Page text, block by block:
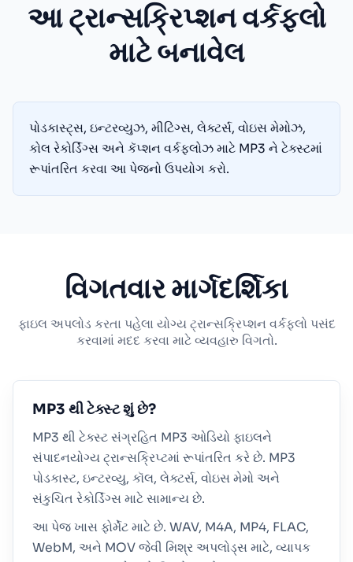
આ ટ્રાન્સક્રિપ્શન વર્કફ્લો
માટે બનાવેલ
પોડકાસ્ટ્સ, ઇન્ટરવ્યુઝ, મીટિંગ્સ, લેક્ટર્સ, વોઇસ મેમોઝ,
કોલ રેકોર્ડિંગ્સ અને કૅપ્શન વર્કફ્લોઝ માટે MP3 ને ટેક્સ્ટમાં
રૂપાંતરિત કરવા આ પેજનો ઉપયોગ કરો.
વિગતવાર માર્ગદર્શિકા
ફાઇલ અપલોડ કરતા પહેલા યોગ્ય ટ્રાન્સક્રિપ્શન વર્કફ્લો પસંદ
કરવામાં મદદ કરવા માટે વ્યવહારુ વિગતો.
MP3 થી ટેક્સ્ટ શું છે?
MP3 થી ટેક્સ્ટ સંગ્રહિત MP3 ઓડિયો ફાઇલને
સંપાદનયોગ્ય ટ્રાન્સક્રિપ્ટમાં રૂપાંતરિત કરે છે. MP3
પોડકાસ્ટ, ઇન્ટરવ્યુ, કૉલ, લેક્ટર્સ, વોઇસ મેમો અને
સંકુચિત રેકોર્ડિંગ્સ માટે સામાન્ય છે.
આ પેજ ખાસ ફોર્મેટ માટે છે. WAV, M4A, MP4, FLAC,
WebM, અને MOV જેવી મિશ્ર અપલોડ્સ માટે, વ્યાપક